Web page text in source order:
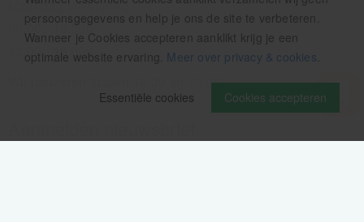
persoonsgegevens en help je ons de site te verbeteren.
Wanneer je Cookies accepteren aanklikt krijg je een
optimale website ervaring. Meer over privacy & cookies
Cookies accepteren
Essentiële cookies
Maandag t/m vrijdag
08.00 - 12.30u
13.00 - 16.00u
Wij pauzeren tussen 12.30 en 13.00u